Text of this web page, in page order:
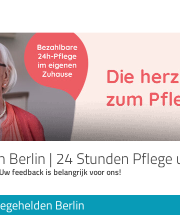
Berlin | 24 Stunden Pflege
feedback is belangrijk voor ons!
Berlin